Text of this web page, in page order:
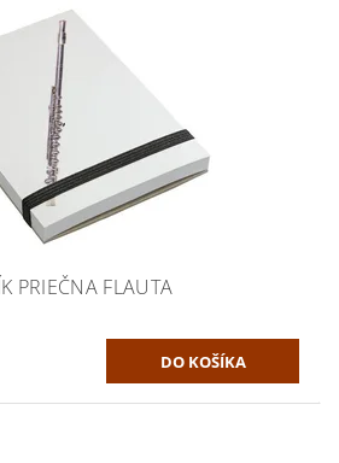
PRIEČNA FLAUTA